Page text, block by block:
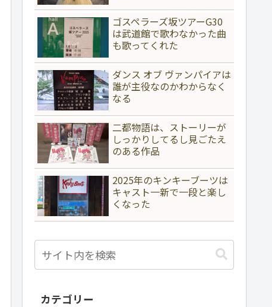
ゴスペラーズ坂ツアーG30
は武道館で歌わなかった曲
も歌ってくれた
ダンス オブ ヴァンパイアは
誰が主役なのかわからなく
なる
二都物語は、ストーリーが
しっかりしてるし見ごたえ
のある作品
2025年のキンキーブーツは
キャスト一新で一段と楽し
くなった
カテゴリー